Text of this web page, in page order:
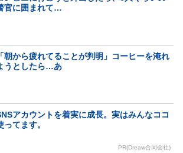
官に囲まれて…
「朝から疲れてることが判明」コーヒーを淹れ
うとしたら…あ
アカウントを着実に成長。実はみんなココ
ってます。
PR(Dreaw合同会社)